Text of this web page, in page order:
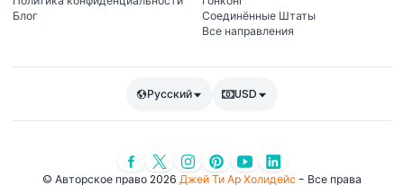
Блог
Соединённые Штаты
Все направления
Русский USD
© Авторское право 2026 Джей Ти Ар Холидейс- Все права